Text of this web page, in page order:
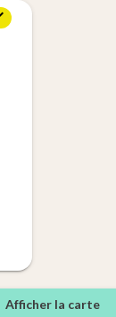
Afficher la carte